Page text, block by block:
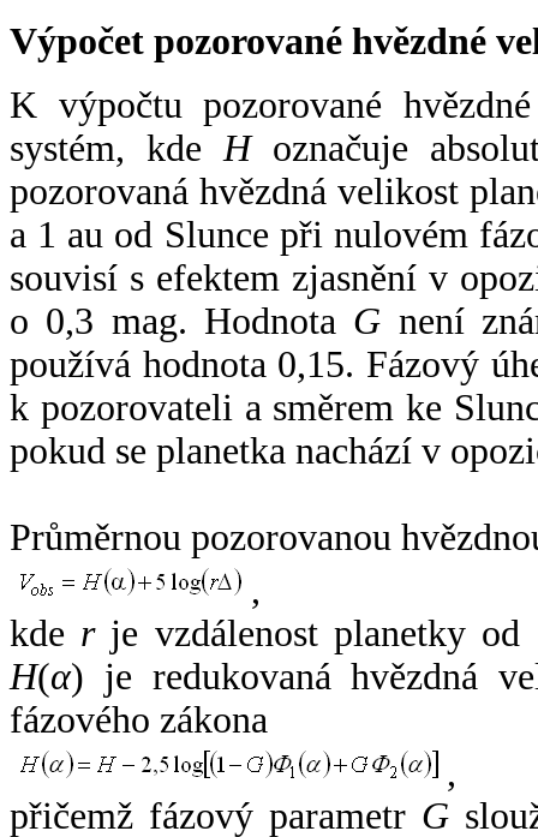
Výpočet pozorované hvězdné
K výpočtu pozorované
systém, kde Hoznačuje
pozorovaná hvězdná velikost
a 1 au od Slunce při nulovém
souvisí s efektem zjasnění v
o 0,3 mag. Hodnota G není
používá hodnota 0,15. Fázový
k pozorovateli a směrem ke
pokud se planetka nachází v
Průměrnou pozorovanou
,
kde rje vzdálenost planetky od
H(α) je redukovaná hvězdná
fázového zákona
,
přičemž fázový parametr G